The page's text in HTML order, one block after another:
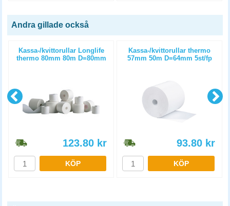
Andra gillade också
Kassa-/kvittorullar Longlife
thermo 80mm 80m D=80mm
123.80 kr
KÖP
Kassa-/kvittorullar thermo
57mm 50m D=64mm 5st/fp
93.80 kr
KÖP